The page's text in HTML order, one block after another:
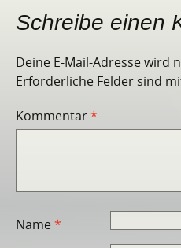
Schreibe einen
Deine E-Mail-Adresse wird
Erforderliche Felder sind
Kommentar*
Name*